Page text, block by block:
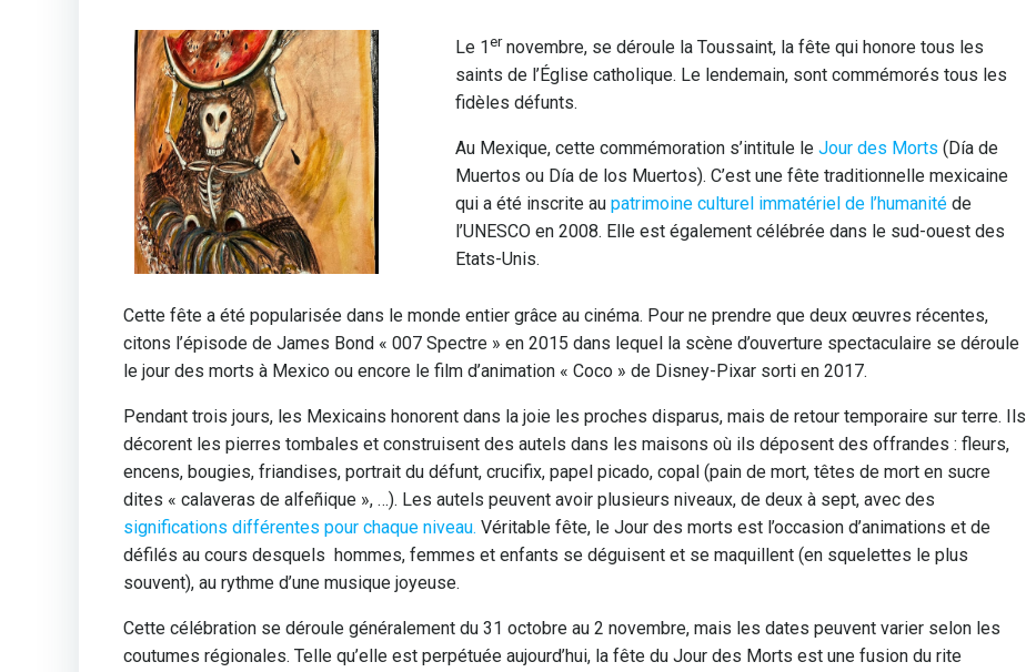
Le 1 er novembre, se déroule la Toussaint, la fête qui honore tous les
saints de l’Église catholique. Le lendemain, sont commémorés tous les
fidèles défunts.
Au Mexique, cette commémoration s’intitule le Jour des Morts (Día de
Muertos ou Día de los Muertos). C’est une fête traditionnelle mexicaine
qui a été inscrite au patrimoine culturel immatériel de l’humanitéde
l’UNESCO en 2008. Elle est également célébrée dans le sud-ouest des
Etats-Unis.
Cette fête a été popularisée dans le monde entier grâce au cinéma. Pour ne prendre que deux œuvres récentes,
citons l’épisode de James Bond « 007 Spectre » en 2015 dans lequel la scène d’ouverture spectaculaire se déroule
le jour des morts à Mexico ou encore le film d’animation « Coco » de Disney-Pixar sorti en 2017.
Pendant trois jours, les Mexicains honorent dans la joie les proches disparus, mais de retour temporaire sur terre. Ils
décorent les pierres tombales et construisent des autels dans les maisons où ils déposent des offrandes : fleurs,
encens, bougies, friandises, portrait du défunt, crucifix, papel picado, copal (pain de mort, têtes de mort en sucre
dites « calaveras de alfeñique », …). Les autels peuvent avoir plusieurs niveaux, de deux à sept, avec des
significations différentes pour chaque niveau. Véritable fête, le Jour des morts est l’occasion d’animations et de
défilés au cours desquels hommes, femmes et enfants se déguisent et se maquillent (en squelettes le plus
souvent), au rythme d’une musique joyeuse.
Cette célébration se déroule généralement du 31 octobre au 2 novembre, mais les dates peuvent varier selon les
coutumes régionales. Telle qu’elle est perpétuée aujourd’hui, la fête du Jour des Morts est une fusion du rite